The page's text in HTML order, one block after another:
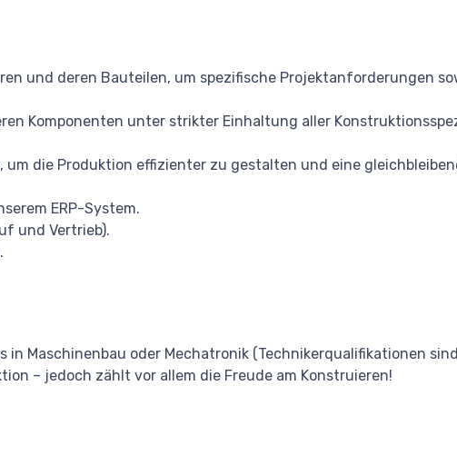
und deren Bauteilen, um spezifische Projektanforderungen
Komponenten unter strikter Einhaltung aller
die Produktion effizienter zu gestalten und eine
ERP-System.
und Vertrieb).
Maschinenbau oder Mechatronik (Technikerqualifikationen
– jedoch zählt vor allem die Freude am Konstruieren!